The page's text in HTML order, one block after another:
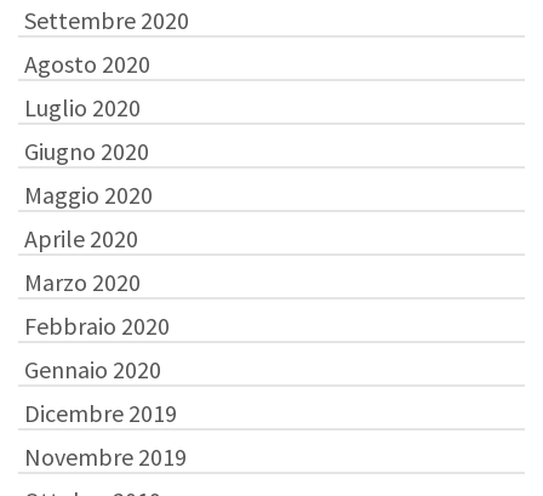
Settembre 2020
Agosto 2020
Luglio 2020
Giugno 2020
Maggio 2020
Aprile 2020
Marzo 2020
Febbraio 2020
Gennaio 2020
Dicembre 2019
Novembre 2019